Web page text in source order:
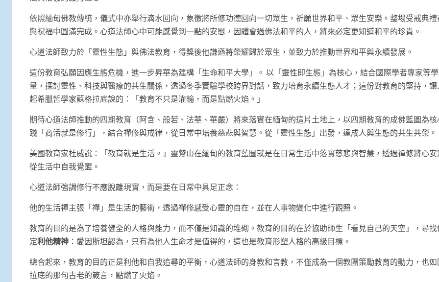
依照緬甸佛教傳統，儀式中亦舉行滴水回向，象徵將所修功德回向一切眾生，祈願世界和平、眾生安樂。整場受戒典禮
與祝福中圓滿完成。心道法師心中可能感覺到一點的安慰，因體會過佛法和平的人，將來必定更知道和平的珍貴。
心道法師致力於「靈性生態」與佛法教育，得獎後他謙遜將榮耀歸於眾生，並致力於推動世界和平與永續發展。
這份教育弘願因應生態危機，進一步昇華為建構「生命和平大學」。 以「靈性即生態」為核心，結合國際學者專家等
量，探討靈性、科技與醫療的共生關係，透過冬季實驗學校跨界對話，致力培育永續生態人才；這份對教育的堅持，
起希臘哲學家蘇格拉底說的：「教育不只是灌輸，而是點燃火焰。」
期待心道法師推動的四期教育（阿含、般若、法華、華嚴）將來落實在緬甸的這片土地上，以四期教育的成佛藍圖為核
踐「商活就是修行」，結合禪修與戒律，從日常中培養慈悲與智慧。從「靈性生態」出發，達成人與生態的共生共榮。
美國教育家杜威說：「教育就是生活。」靈鷲山在緬甸的教育藍圖就是在日常生活中落實慈悲與智慧，透過禪修將心
從生活中自我覺醒。
心道法師強調修行不應脫離現實，而是要在日常中具足正念：
他的生活禪主張「禪」是生活的藝術，透過禪修感受心靈的自在，並在人事物變化中進行觀照。
教育的目的是為了培養健全的人格與能力，而不僅是知識的堆砌。教育的目的在於協助師生「看見自己的天空」，尋找
定利他精神 ：愛因斯坦認為，只有為他人生命才是值得的，這也是教育形塑人格的高級目標。
總合起來，教育的目的正是利他和自我追尋的平衡，心道法師的身教和言教，不僅成為一個教團策勵教育的動力，也如
拉底的那句古老的箴言，點燃了火焰。